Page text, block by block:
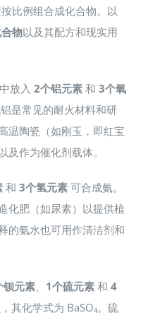
比例组合成化合物。以
物以及其配方和现实用
放入 2个铝元素和 3个氧
是常见的耐火材料和研
温陶瓷（如刚玉，即红宝
及作为催化剂载体。
和 3个氢元素可合成氨。
化肥（如尿素）以提供植
的氨水也可用作清洁剂和
钡元素、 1个硫元素和 4
其化学式为 BaSO₄。硫